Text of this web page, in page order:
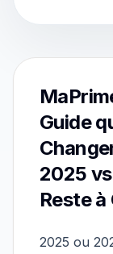
Guide
2025
Reste à
2025 ou